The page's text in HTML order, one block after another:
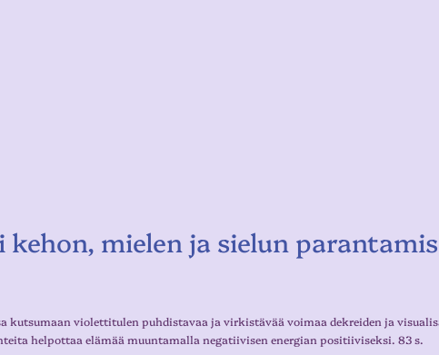
mielen ja sielun
kutsumaan violettitulen puhdistavaa ja virkistävää voimaa dekreiden ja
helpottaa elämää muuntamalla negatiivisen energian positiiviseksi. 83 s.